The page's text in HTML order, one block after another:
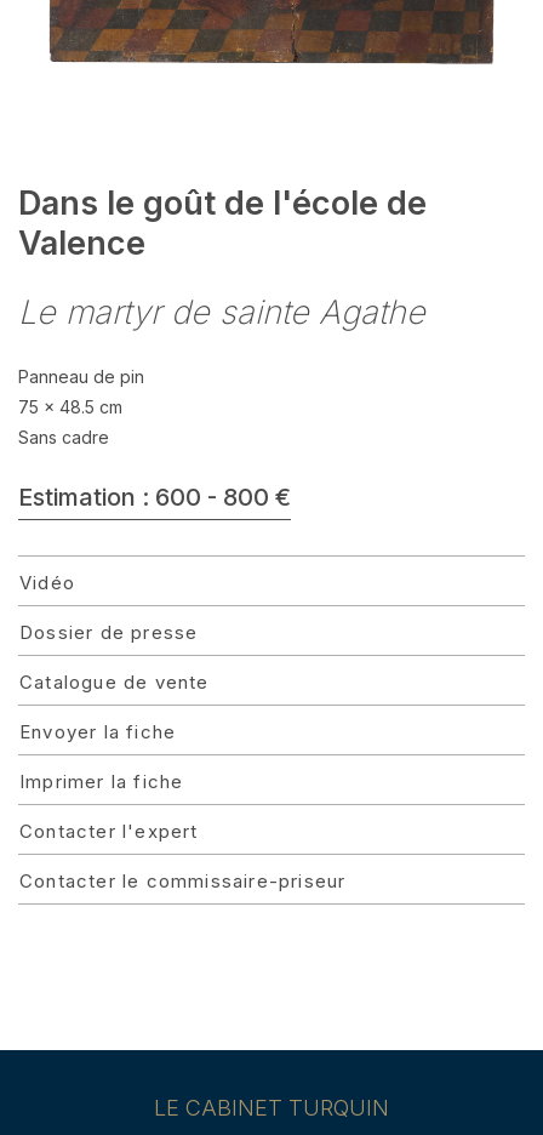
Dans le goût de l'école de
Valence
Le martyr de sainte Agathe
Panneau de pin
75 x 48.5 cm
Sans cadre
Estimation : 600 - 800 €
Vidéo
Dossier de presse
Catalogue de vente
Envoyer la fiche
Imprimer la fiche
Contacter l'expert
Contacter le commissaire-priseur
LE CABINET TURQUIN